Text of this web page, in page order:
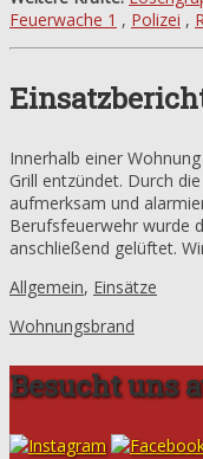
Feuerwache 1 , Polizei ,
Innerhalb einer
Grill entzündet. Durch
aufmerksam und
Berufsfeuerwehr wurde
anschließend gelüftet.
Allgemein, Einsätze
Wohnungsbrand
Besucht uns